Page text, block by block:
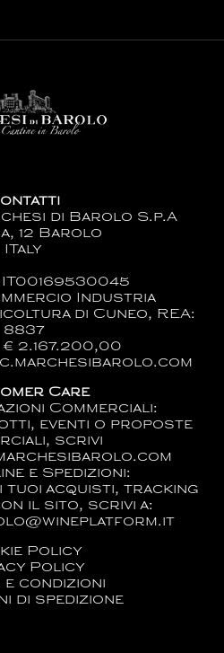
di Barolo S.p.A
12 Barolo
ITaly
IT00169530045
Industria
di Cuneo, REA:
8837
2.167.200,00
Care
Commerciali:
eventi o proposte
scrivi
e Spedizioni:
tuoi acquisti, tracking
il sito, scrivi a:
Policy
Policy
e condizioni
di spedizione